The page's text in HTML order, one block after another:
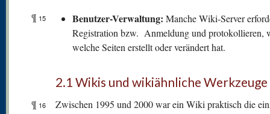
¶ 15 Benutzer-Verwaltung: Manche Wiki-Server
Registration bzw. Anmeldung und protokollieren,
welche Seiten erstellt oder verändert hat.
2.1 Wikis und wikiähnliche Werkzeuge
¶ 16
Zwischen 1995 und 2000 war ein Wiki praktisch die